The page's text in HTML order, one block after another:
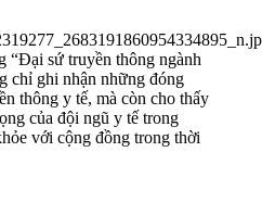
“Đại sứ truyền thông ngành
chỉ ghi nhận những đóng
thông y tế, mà còn cho thấy
của đội ngũ y tế trong
với cộng đồng trong thời